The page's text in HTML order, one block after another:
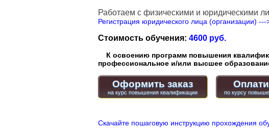
Работаем с физическими и юридическими
Регистрация юридического лица (организации) ---
Стоимость обучения: 4600 руб.
К освоению программ повышения
профессиональное и/или высшее
Оформить заказ
Скачайте пошаговую инструкцию прохождения